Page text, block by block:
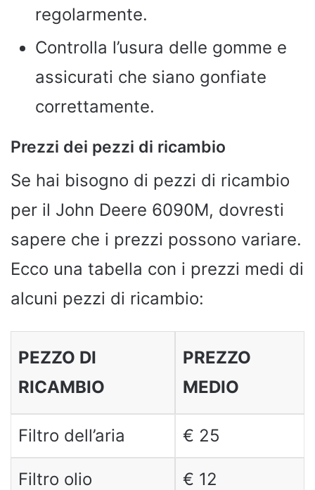
regolarmente.
Controlla l’usura delle gomme e
assicurati che siano gonfiate
correttamente.
Prezzi dei pezzi di ricambio
Se hai bisogno di pezzi di ricambio
per il John Deere 6090M, dovresti
sapere che i prezzi possono variare.
Ecco una tabella con i prezzi medi di
alcuni pezzi di ricambio:
PEZZO DI
RICAMBIO
PREZZO
MEDIO
Filtro dell’aria € 25
Filtro olio € 12